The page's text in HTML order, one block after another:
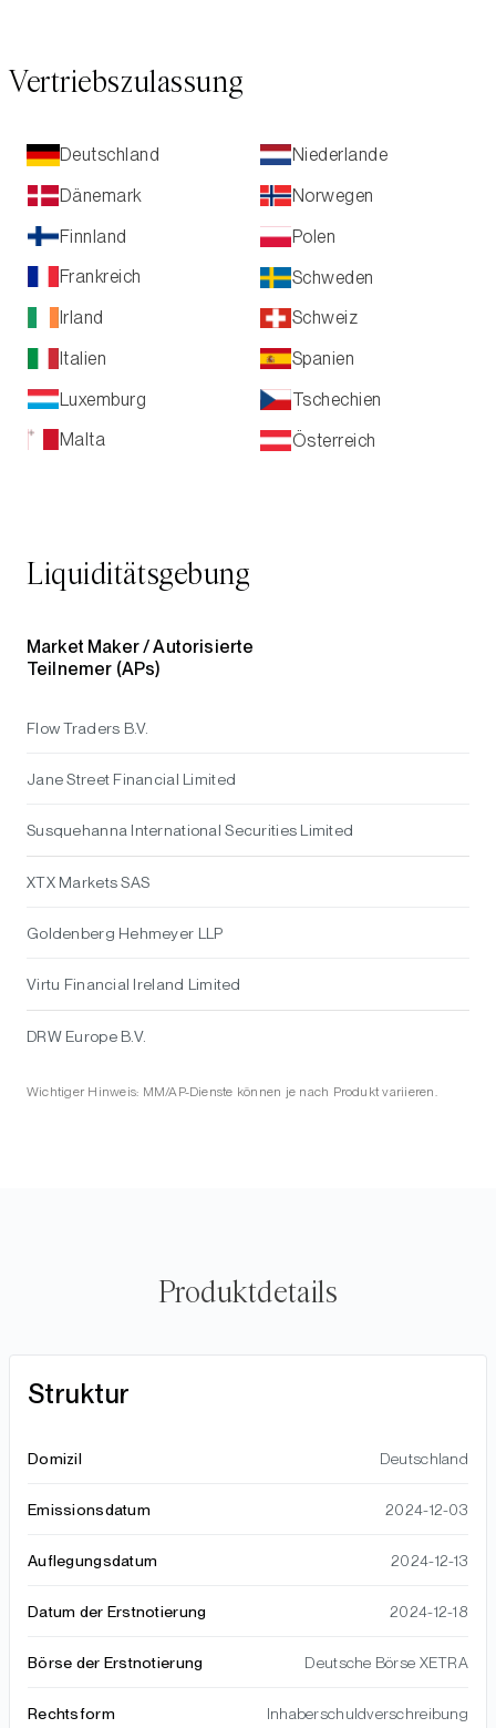
Vertriebszulassung
Deutschland
Dänemark
Finnland
Frankreich
Irland
Italien
Luxemburg
Malta
Niederlande
Norwegen
Polen
Schweden
Schweiz
Spanien
Tschechien
Österreich
Liquiditätsgebung
Market Maker /Autorisierte
Teilnemer (APs)
Flow Traders B.V.
Jane Street Financial Limited
Susquehanna International Securities Limited
XTX Markets SAS
Goldenberg Hehmeyer LLP
Virtu Financial Ireland Limited
DRW Europe B.V.
Wichtiger Hinweis: MM/AP-Dienste können je nach Produkt variieren.
Produktdetails
Struktur
Domizil Deutschland
Emissionsdatum 2024-12-03
Auflegungsdatum 2024-12-13
Datum der Erstnotierung 2024-12-18
Börse der Erstnotierung Deutsche Börse XETRA
Rechtsform Inhaberschuldverschreibung